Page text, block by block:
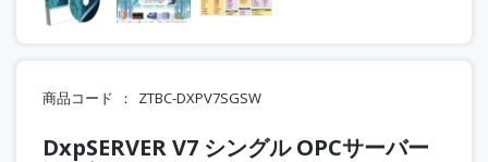
商品コード ZTBC-DXPV7SGSW
DxpSERVER V7 シングル OPCサーバー